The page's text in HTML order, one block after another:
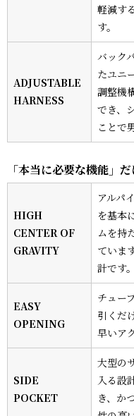
軽減す
す。
ADJUSTABLE
HARNESS
バック
たユニ
調整機
でき、
ことで
「本当に必要な機能」
HIGH
CENTER OF
GRAVITY
アルパ
を基本
ムを持
ていま
計です。
EASY
OPENING
チュー
引くだ
早いア
SIDE
POCKET
大型の
入る設
き、か